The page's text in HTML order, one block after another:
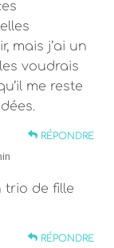
mais j’ai un
voudrais
me reste
RÉPONDRE
trio de fille
RÉPONDRE